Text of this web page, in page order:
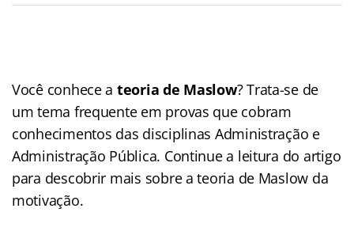
Você conhece a teoria de Maslow? Trata-se de
um tema frequente em provas que cobram
conhecimentos das disciplinas Administração e
Administração Pública. Continue a leitura do artigo
para descobrir mais sobre a teoria de Maslow da
motivação.